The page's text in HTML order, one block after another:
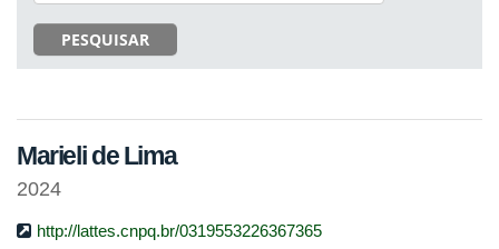
PESQUISAR
Marieli de Lima
2024
http://lattes.cnpq.br/0319553226367365